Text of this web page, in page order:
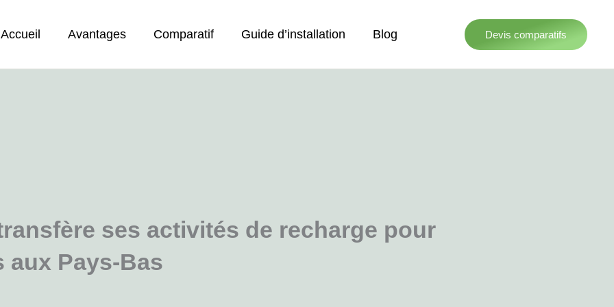
Accueil Avantages Comparatif Guide d’installation Blog Devis comparatifs
ses activités de recharge pour
aux Pays-Bas